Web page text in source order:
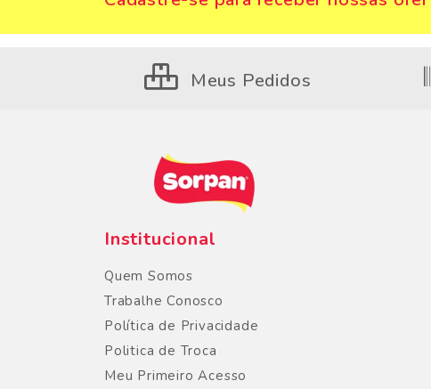
Meus Pedidos
Institucional
Quem Somos
Trabalhe Conosco
Política de Privacidade
Politica de Troca
Meu Primeiro Acesso